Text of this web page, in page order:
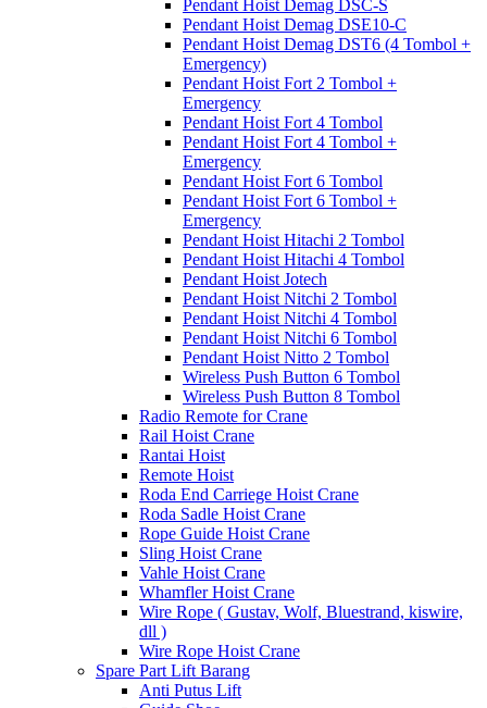
Pendant Hoist Demag DSC-S
Pendant Hoist Demag DSE10-C
Pendant Hoist Demag DST6 (4 Tombol +
Emergency)
Pendant Hoist Fort 2 Tombol +
Emergency
Pendant Hoist Fort 4 Tombol
Pendant Hoist Fort 4 Tombol +
Emergency
Pendant Hoist Fort 6 Tombol
Pendant Hoist Fort 6 Tombol +
Emergency
Pendant Hoist Hitachi 2 Tombol
Pendant Hoist Hitachi 4 Tombol
Pendant Hoist Jotech
Pendant Hoist Nitchi 2 Tombol
Pendant Hoist Nitchi 4 Tombol
Pendant Hoist Nitchi 6 Tombol
Pendant Hoist Nitto 2 Tombol
Wireless Push Button 6 Tombol
Wireless Push Button 8 Tombol
Radio Remote for Crane
Rail Hoist Crane
Rantai Hoist
Remote Hoist
Roda End Carriege Hoist Crane
Roda Sadle Hoist Crane
Rope Guide Hoist Crane
Sling Hoist Crane
Vahle Hoist Crane
Whamfler Hoist Crane
Wire Rope ( Gustav, Wolf, Bluestrand, kiswire,
dll )
Wire Rope Hoist Crane
Spare Part Lift Barang
Anti Putus Lift